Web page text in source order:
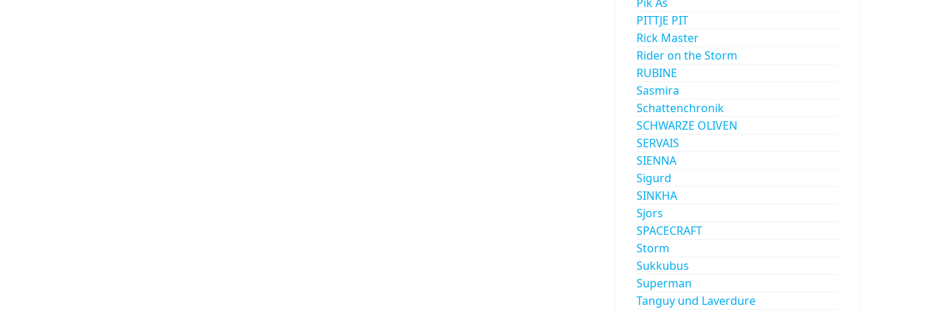
PITTJE PIT
Rick Master
Rider on the Storm
RUBINE
Sasmira
Schattenchronik
SCHWARZE OLIVEN
SERVAIS
SIENNA
Sigurd
SINKHA
Sjors
SPACECRAFT
Storm
Sukkubus
Superman
Tanguy und Laverdure